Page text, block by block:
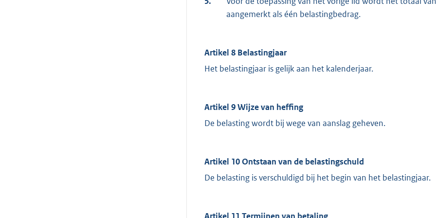
aangemerkt als één belastingbedrag.
Artikel 8 Belastingjaar
Het belastingjaar is gelijk aan het kalenderjaar.
Artikel 9 Wijze van heffing
De belasting wordt bij wege van aanslag geheven.
Artikel 10 Ontstaan van de belastingschuld
De belasting is verschuldigd bij het begin van het belastingjaar.